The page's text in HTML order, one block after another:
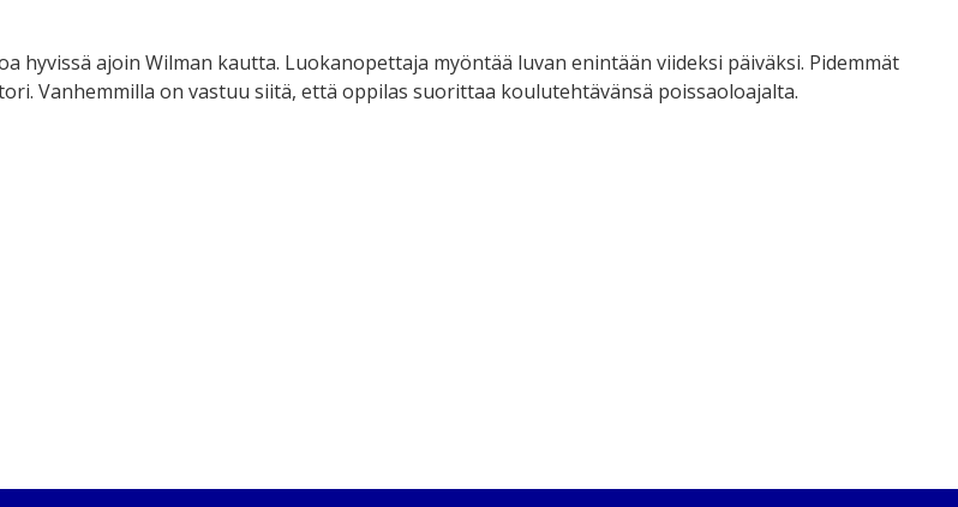
hyvissä ajoin Wilman kautta. Luokanopettaja myöntää luvan enintään viideksi päiväksi. Pidemmät
Vanhemmilla on vastuu siitä, että oppilas suorittaa koulutehtävänsä poissaoloajalta.